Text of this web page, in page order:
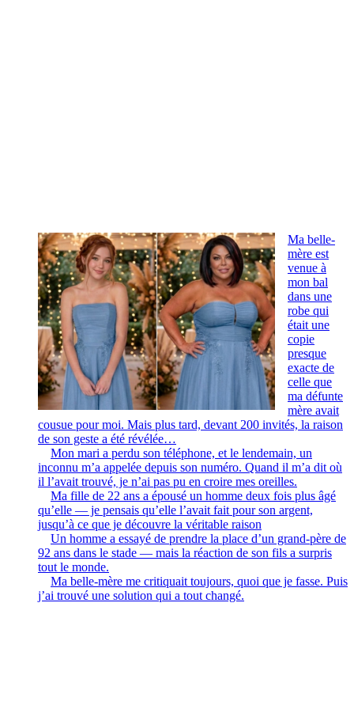
Ma belle-
mère est
venue à
mon bal
dans une
robe qui
était une
copie
presque
exacte de
celle que
ma défunte
mère avait
cousue pour moi. Mais plus tard, devant 200 invités, la raison
de son geste a été révélée…
Mon mari a perdu son téléphone, et le lendemain, un
inconnu m’a appelée depuis son numéro. Quand il m’a dit où
il l’avait trouvé, je n’ai pas pu en croire mes oreilles.
Ma fille de 22 ans a épousé un homme deux fois plus âgé
qu’elle — je pensais qu’elle l’avait fait pour son argent,
jusqu’à ce que je découvre la véritable raison
Un homme a essayé de prendre la place d’un grand-père de
92 ans dans le stade — mais la réaction de son fils a surpris
tout le monde.
Ma belle-mère me critiquait toujours, quoi que je fasse. Puis
j’ai trouvé une solution qui a tout changé.